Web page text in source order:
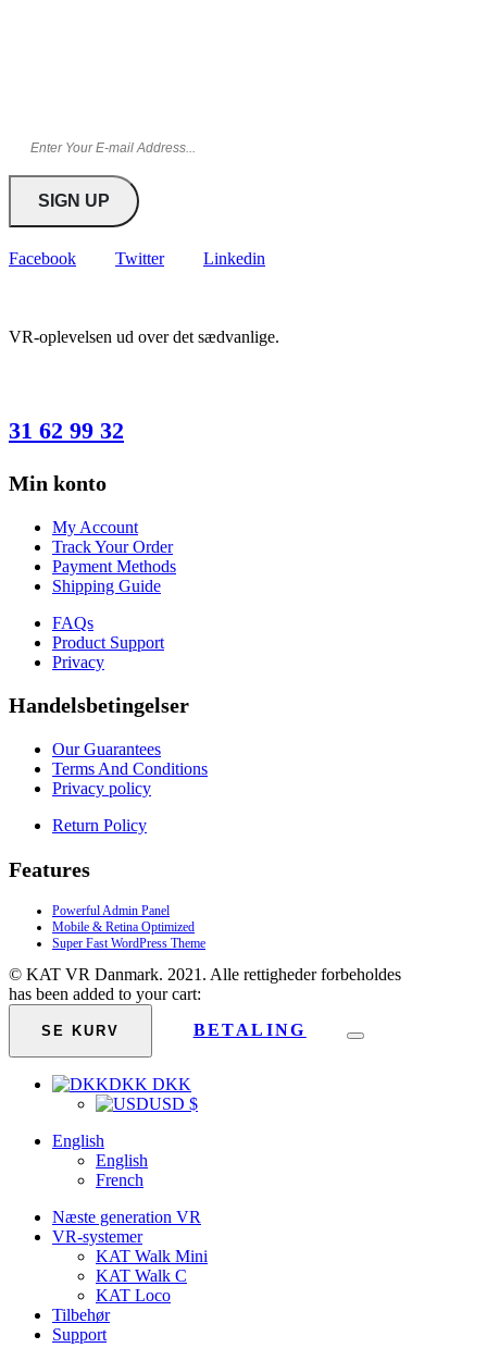
Facebook Twitter Linkedin
VR-oplevelsen ud over det sædvanlige.
31 62 99 32
Min konto
My Account
Track Your Order
Payment Methods
Shipping Guide
FAQs
Product Support
Privacy
Handelsbetingelser
Our Guarantees
Terms And Conditions
Privacy policy
Return Policy
Features
Powerful Admin Panel
Mobile & Retina Optimized
Super Fast WordPress Theme
© KAT VR Danmark. 2021. Alle rettigheder forbeholdes
has been added to your cart:
SE KURV BETALING
DKK DKK
USD $
English
English
French
Næste generation VR
VR-systemer
KAT Walk Mini
KAT Walk C
KAT Loco
Tilbehør
Support